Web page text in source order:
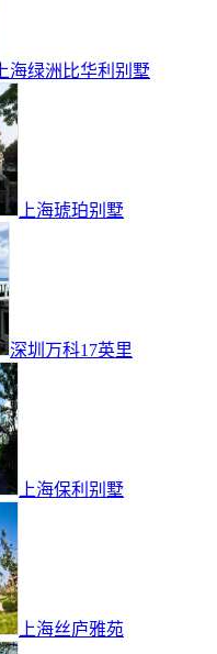
上海绿洲比华利别墅
上海琥珀别墅
深圳万科17英里
上海保利别墅
上海丝庐雅苑